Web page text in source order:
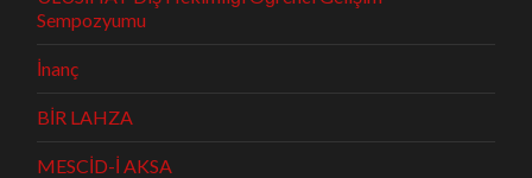
Sempozyumu
İnanç
BİR LAHZA
MESCİD-İ AKSA